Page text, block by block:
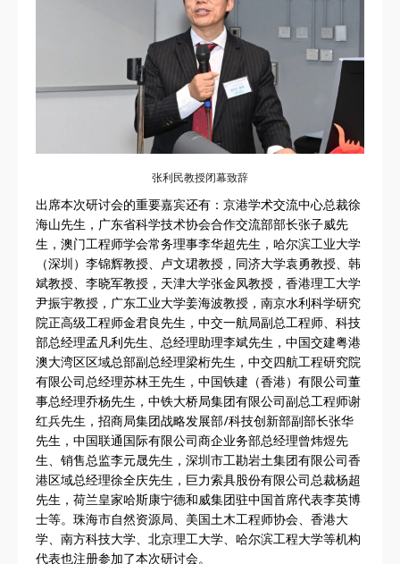
张利民教授闭幕致辞
出席本次研讨会的重要嘉宾还有：京港学术交流中心总裁徐
海山先生，广东省科学技术协会合作交流部部长张子威先
生，澳门工程师学会常务理事李华超先生，哈尔滨工业大学
（深圳）李锦辉教授、卢文珺教授，同济大学袁勇教授、韩
斌教授、李晓军教授，天津大学张金凤教授，香港理工大学
尹振宇教授，广东工业大学姜海波教授，南京水利科学研究
院正高级工程师金君良先生，中交一航局副总工程师、科技
部总经理孟凡利先生、总经理助理李斌先生，中国交建粤港
澳大湾区区域总部副总经理梁桁先生，中交四航工程研究院
有限公司总经理苏林王先生，中国铁建（香港）有限公司董
事总经理乔杨先生，中铁大桥局集团有限公司副总工程师谢
红兵先生，招商局集团战略发展部/科技创新部副部长张华
先生，中国联通国际有限公司商企业务部总经理曾炜煜先
生、销售总监李元晟先生，深圳市工勘岩土集团有限公司香
港区域总经理徐全庆先生，巨力索具股份有限公司总裁杨超
先生，荷兰皇家哈斯康宁德和威集团驻中国首席代表李英博
士等。珠海市自然资源局、美国土木工程师协会、香港大
学、南方科技大学、北京理工大学、哈尔滨工程大学等机构
代表也注册参加了本次研讨会。